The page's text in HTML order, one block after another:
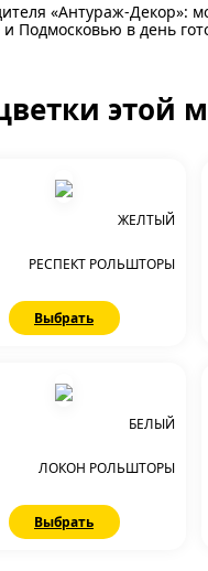
«Антураж-Декор»:
Подмосковью в день
этой
ЖЕЛТЫЙ
РЕСПЕКТ РОЛЬШТОРЫ
Выбрать
БЕЛЫЙ
ЛОКОН РОЛЬШТОРЫ
Выбрать